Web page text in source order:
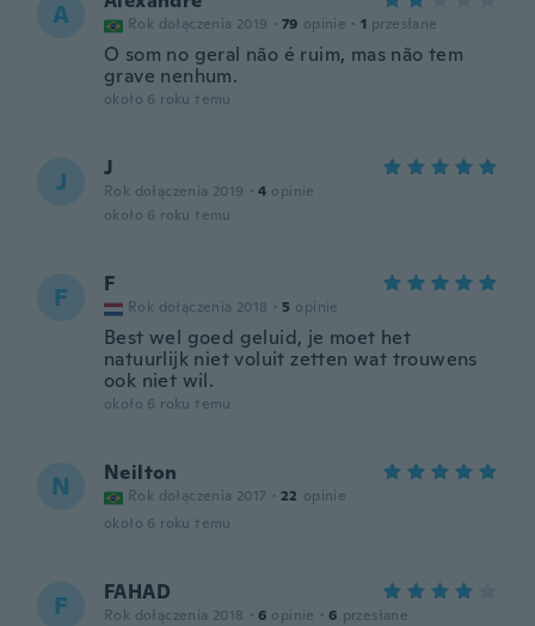
A Rok dołączenia 2019 · 79 opinie · 1 przesłane
O som no geral não é ruim, mas não tem
grave nenhum.
około 6 roku temu
J J
Rok dołączenia 2019 · 4 opinie
około 6 roku temu
F F
Rok dołączenia 2018 · 5 opinie
Best wel goed geluid, je moet het
natuurlijk niet voluit zetten wat trouwens
ook niet wil.
około 6 roku temu
N Neilton
Rok dołączenia 2017 · 22 opinie
około 6 roku temu
F FAHAD
Rok dołączenia 2018 · 6 opinie · 6 przesłane